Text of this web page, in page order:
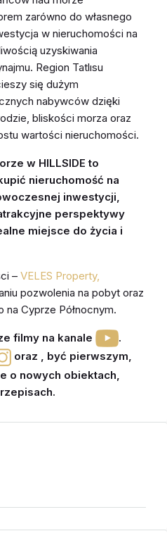
zarówno do własnego
w nieruchomości na
uzyskiwania
Region Tatlısu
się dużym
nabywców dzięki
bliskości morza oraz
wartości nieruchomości.
w HILLSIDE to
nieruchomość na
inwestycji,
perspektywy
miejsce do życia i
– VELES Property,
pozwolenia na pobyt oraz
Cyprze Północnym.
filmy na kanale
.
oraz , być pierwszym,
o nowych obiektach,
.